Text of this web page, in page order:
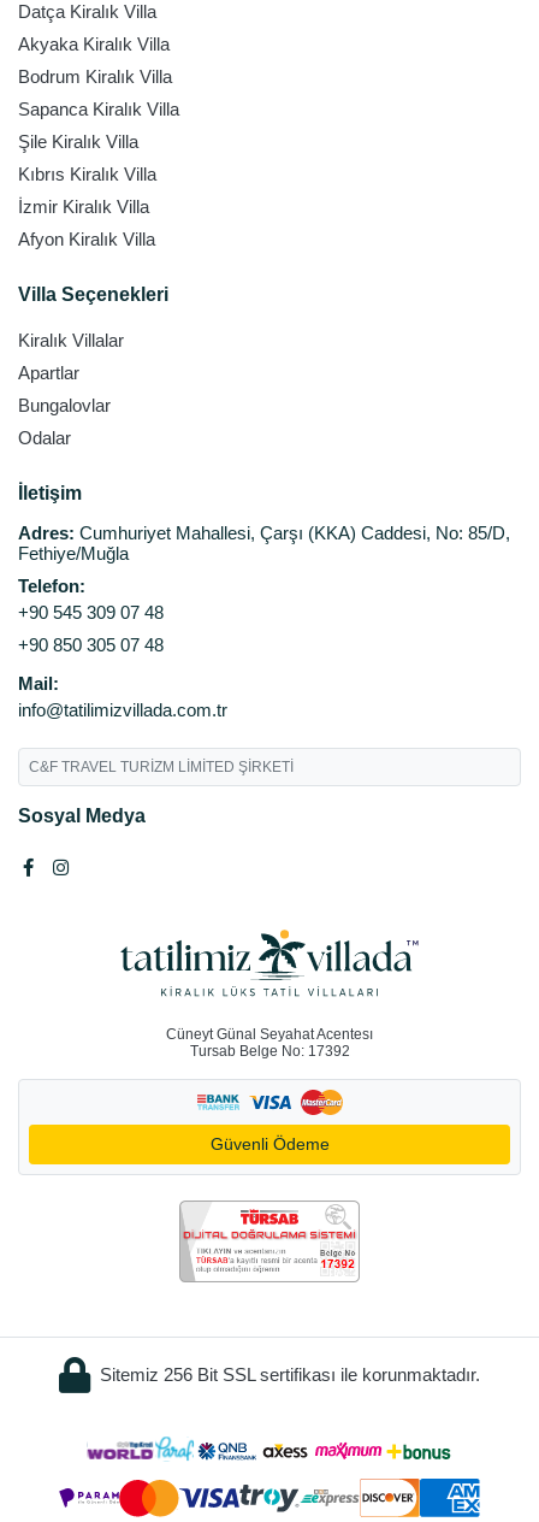
Datça Kiralık Villa
Akyaka Kiralık Villa
Bodrum Kiralık Villa
Sapanca Kiralık Villa
Şile Kiralık Villa
Kıbrıs Kiralık Villa
İzmir Kiralık Villa
Afyon Kiralık Villa
Villa Seçenekleri
Kiralık Villalar
Apartlar
Bungalovlar
Odalar
İletişim
Adres: Cumhuriyet Mahallesi, Çarşı (KKA) Caddesi, No: 85/D,
Fethiye/Muğla
Telefon:
+90 545 309 07 48
+90 850 305 07 48
Mail:
info@tatilimizvillada.com.tr
C&F TRAVEL TURİZM LİMİTED ŞİRKETİ
Sosyal Medya
Cüneyt Günal Seyahat Acentesı
Tursab Belge No: 17392
Güvenli Ödeme
Sitemiz 256 Bit SSL sertifikası ile korunmaktadır.